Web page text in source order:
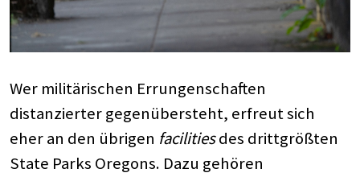
Wer militärischen Errungenschaften
distanzierter gegenübersteht, erfreut sich
eher an den übrigen facilitiesdes drittgrößten
State Parks Oregons. Dazu gehören